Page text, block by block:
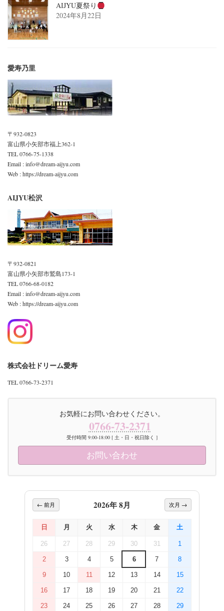
AIJYU夏祭り
2024年8月22日
愛寿乃里
〒932-0823
富山県小矢部市福上362-1
TEL 0766-75-1338
Email : info@dream-aijyu.com
Web : https://dream-aijyu.com
AIJYU松沢
〒932-0821
富山県小矢部市鷲島173-1
TEL 0766-68-0182
Email : info@dream-aijyu.com
Web : https://dream-aijyu.com
株式会社ドリーム愛寿
TEL 0766-73-2371
お気軽にお問い合わせください。
0766-73-2371
受付時間 9:00-18:00 [ 土・日・祝日除く ]
お問い合わせ
← 前月 2026年 8月 次月 →
日 月 火 水 木 金 土
26 27 28 29 30 31 1
2 3 4 5 6 7 8
9 10 11 12 13 14 15
16 17 18 19 20 21 22
23 24 25 26 27 28 29